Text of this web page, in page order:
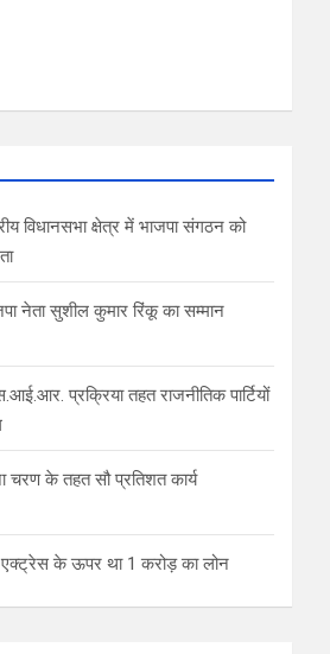
विधानसभा क्षेत्र में भाजपा संगठन को
नेता सुशील कुमार रिंकू का सम्मान
प्रक्रिया तहत राजनीतिक पार्टियों
के तहत सौ प्रतिशत कार्य
एक्ट्रेस के ऊपर था 1 करोड़ का लोन